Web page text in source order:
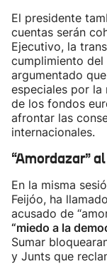
El presidente
cuentas serán
Ejecutivo, la
cumplimiento del
argumentado
especiales por la
de los fondos
afrontar las
internacionales.
“Amordazar”
En la misma
Feijóo, ha llamado
acusado de
“miedo a la
Sumar
y Junts que